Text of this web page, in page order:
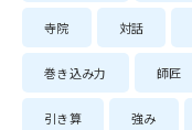
寺院 対話
巻き込み力 師匠
引き算 強み